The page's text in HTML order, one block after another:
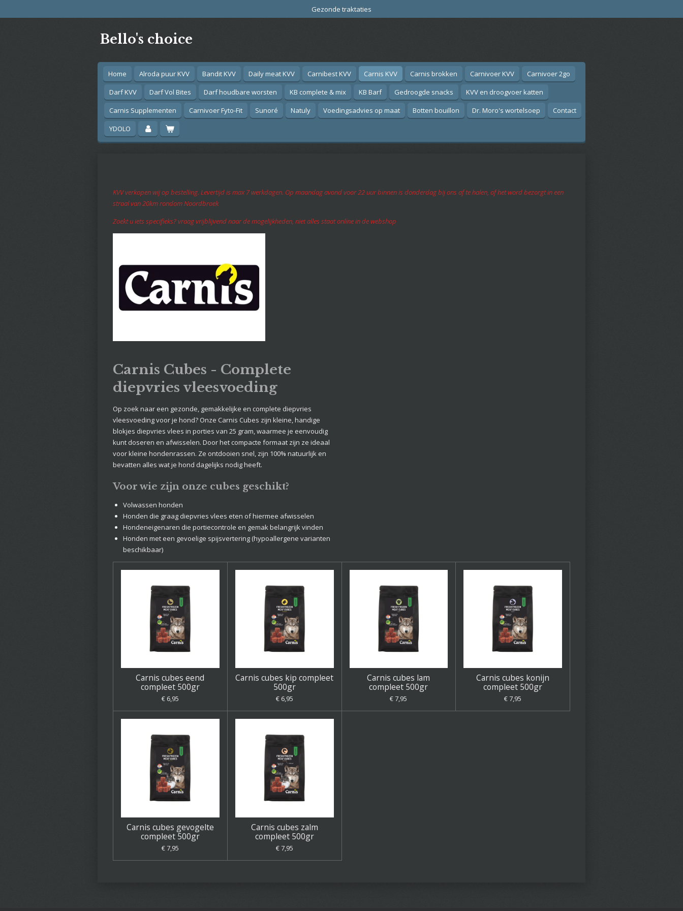
Gezonde traktaties
Bello's choice
Home Alroda puur KVV Bandit KVV Daily meat KVV Carnibest KVV Carnis KVV Carnis brokken Carnivoer KVV
Carnivoer 2go
Darf KVV
Darf Vol Bites Darf houdbare worsten KB complete & mix KB Barf Gedroogde snacks
KVV en droogvoer katten
Carnis Supplementen
Carnivoer Fyto-Fit Sunoré Natuly Voedingsadvies op maat Botten bouillon Dr. Moro's wortelsoep
Contact
YDOLO
KVV verkopen wij op bestelling. Levertijd is max 7 werkdagen. Op maandag avond voor 22 uur binnen is donderdag bij ons af te halen, of het word bezorgt in een
straal van 20km rondom Noordbroek
Zoekt u iets specifieks? vraag vrijblijvend naar de mogelijkheden, niet alles staat online in de webshop
Carnis Cubes - Complete
diepvries vleesvoeding
Op zoek naar een gezonde, gemakkelijke en complete diepvries
vleesvoeding voor je hond? Onze Carnis Cubes zijn kleine, handige
blokjes diepvries vlees in porties van 25 gram, waarmee je eenvoudig
kunt doseren en afwisselen. Door het compacte formaat zijn ze ideaal
voor kleine hondenrassen. Ze ontdooien snel, zijn 100% natuurlijk en
bevatten alles wat je hond dagelijks nodig heeft.
Voor wie zijn onze cubes geschikt?
Volwassen honden
Honden die graag diepvries vlees eten of hiermee afwisselen
Hondeneigenaren die portiecontrole en gemak belangrijk vinden
Honden met een gevoelige spijsvertering (hypoallergene varianten
beschikbaar)
Carnis cubes eend
compleet 500gr
€ 6,95
Carnis cubes kip compleet
500gr
€ 6,95
Carnis cubes lam
compleet 500gr
€ 7,95
Carnis cubes konijn
compleet 500gr
€ 7,95
Carnis cubes gevogelte
compleet 500gr
€ 7,95
Carnis cubes zalm
compleet 500gr
€ 7,95